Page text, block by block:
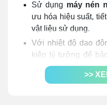
Sử dụng máy nén
ưu hóa hiệu suất,
vật liệu sử dụng.
Với nhiệt độ dao
kiện lý tưởng để
trong khoảng thời
Chỉnh nhiệt linh
>>